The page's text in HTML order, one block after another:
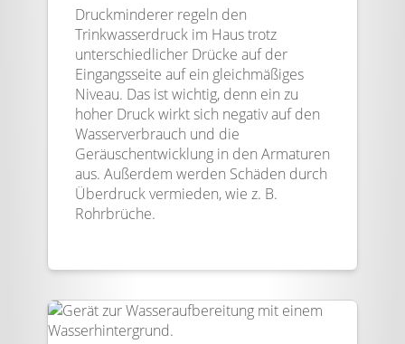
Druckminderer regeln den
Trinkwasserdruck im Haus trotz
unterschiedlicher Drücke auf der
Eingangsseite auf ein gleichmäßiges
Niveau. Das ist wichtig, denn ein zu
hoher Druck wirkt sich negativ auf den
Wasserverbrauch und die
Geräuschentwicklung in den Armaturen
aus. Außerdem werden Schäden durch
Überdruck vermieden, wie z. B.
Rohrbrüche.